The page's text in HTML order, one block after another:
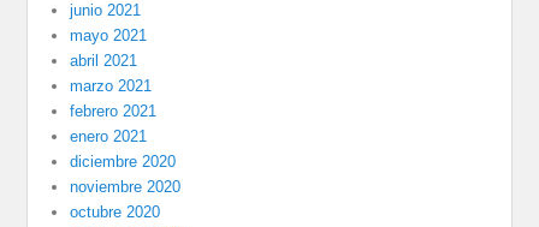
junio 2021
mayo 2021
abril 2021
marzo 2021
febrero 2021
enero 2021
diciembre 2020
noviembre 2020
octubre 2020